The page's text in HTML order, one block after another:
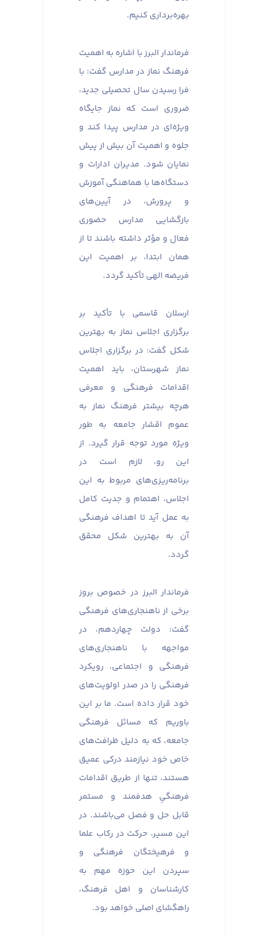
بهره‌برداری کنیم.
فرماندار البرز با اشاره به اهمیت
فرهنگ نماز در مدارس گفت: با
فرا رسیدن سال تحصیلی جدید،
ضروری است که نماز جایگاه
ویژه‌ای در مدارس پیدا کند و
جلوه و اهمیت آن بیش از پیش
نمایان شود. مدیران ادارات و
دستگاه‌ها با هماهنگی آموزش
و پرورش، در آیین‌های
بازگشایی مدارس حضوری
فعال و مؤثر داشته باشند تا از
همان ابتدا، بر اهمیت این
فریضه الهی تأکید گردد.
ارسلان قاسمی با تأکید بر
برگزاری اجلاس نماز به بهترین
شکل گفت: در برگزاری اجلاس
نماز شهرستان، باید اهمیت
اقدامات فرهنگی و معرفی
هرچه بیشتر فرهنگ نماز به
عموم اقشار جامعه به طور
ویژه مورد توجه قرار گیرد. از
این رو، لازم است در
برنامه‌ریزی‌های مربوط به این
اجلاس، اهتمام و جدیت کامل
به عمل آید تا اهداف فرهنگی
آن به بهترین شکل محقق
گردد.
فرماندار البرز در خصوص بروز
برخی از ناهنجاری‌های فرهنگی
گفت: دولت چهاردهم، در
مواجهه با ناهنجاری‌های
فرهنگی و اجتماعی، رویکرد
فرهنگی را در صدر اولویت‌های
خود قرار داده است. ما بر این
باوریم که مسائل فرهنگی
جامعه، که به دلیل ظرافت‌های
خاص خود نیازمند درکی عمیق
هستند، تنها از طریق اقدامات
فرهنگیِ هدفمند و مستمر
قابل حل و فصل می‌باشند. در
این مسیر، حرکت در رکاب علما
و فرهیختگان فرهنگی و
سپردن این حوزه مهم به
کارشناسان و اهل فرهنگ،
راهگشای اصلی خواهد بود.